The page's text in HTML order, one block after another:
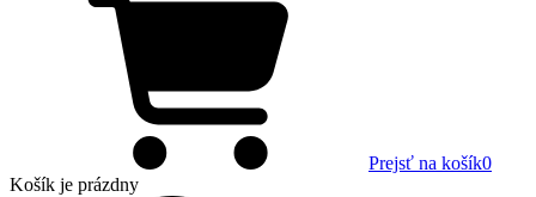
Prejsť na košík0
Košík je prázdny